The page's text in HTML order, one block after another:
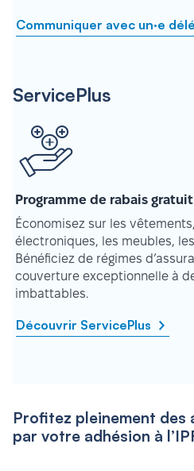
Communiquer avec un·e
ServicePlus
Programme de rabais
Économisez sur les
électroniques, les meubles,
Bénéficiez de régimes
couverture exceptionnelle à
imbattables.
Découvrir ServicePlus
Profitez pleinement des
par votre adhésion à